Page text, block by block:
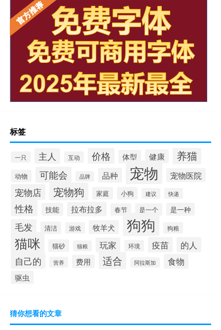
标签
一只 主人 互动 价格 体型 健康 养猫
动物 可能会 品牌 品种 宠物 宠物医院
宠物店 宠物狗 家庭 小狗 建议 快递
性格 技能 拉布拉多 春节 是一个 是一种
毛发 清洁 游戏 牧羊犬 狗狗 狗粮
猫咪 猫砂 猫粮 玩家 环境 疫苗 的人
自己的 营养 费用 适合 阿拉斯加 食物
驱虫
猜你想看的文章